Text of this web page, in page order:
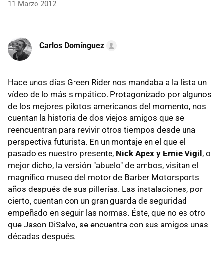
11 Marzo 2012
Carlos Domínguez
Hace unos días Green Rider nos mandaba a la lista un
vídeo de lo más simpático. Protagonizado por algunos
de los mejores pilotos americanos del momento, nos
cuentan la historia de dos viejos amigos que se
reencuentran para revivir otros tiempos desde una
perspectiva futurista. En un montaje en el que el
pasado es nuestro presente, Nick Apex y Ernie Vigil, o
mejor dicho, la versión "abuelo" de ambos, visitan el
magnífico museo del motor de Barber Motorsports
años después de sus pillerías. Las instalaciones, por
cierto, cuentan con un gran guarda de seguridad
empeñado en seguir las normas. Éste, que no es otro
que Jason DiSalvo, se encuentra con sus amigos unas
décadas después.